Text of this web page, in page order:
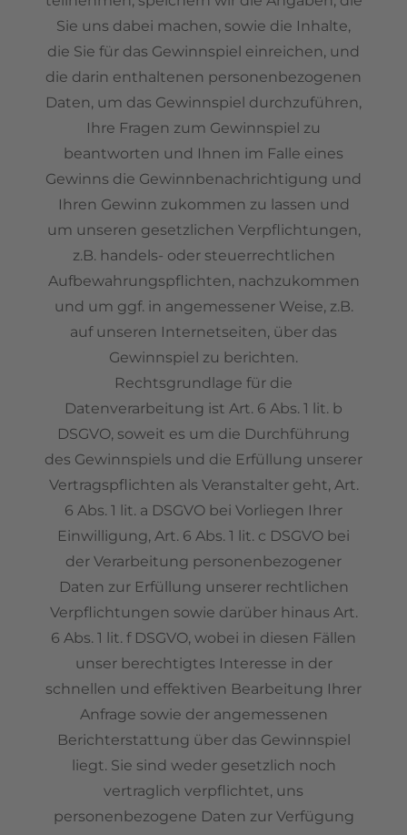
Sie uns dabei machen, sowie die Inhalte,
die Sie für das Gewinnspiel einreichen, und
die darin enthaltenen personenbezogenen
Daten, um das Gewinnspiel durchzuführen,
Ihre Fragen zum Gewinnspiel zu
beantworten und Ihnen im Falle eines
Gewinns die Gewinnbenachrichtigung und
Ihren Gewinn zukommen zu lassen und
um unseren gesetzlichen Verpflichtungen,
z.B. handels- oder steuerrechtlichen
Aufbewahrungspflichten, nachzukommen
und um ggf. in angemessener Weise, z.B.
auf unseren Internetseiten, über das
Gewinnspiel zu berichten.
Rechtsgrundlage für die
Datenverarbeitung ist Art. 6 Abs. 1 lit. b
DSGVO, soweit es um die Durchführung
des Gewinnspiels und die Erfüllung unserer
Vertragspflichten als Veranstalter geht, Art.
6 Abs. 1 lit. a DSGVO bei Vorliegen Ihrer
Einwilligung, Art. 6 Abs. 1 lit. c DSGVO bei
der Verarbeitung personenbezogener
Daten zur Erfüllung unserer rechtlichen
Verpflichtungen sowie darüber hinaus Art.
6 Abs. 1 lit. f DSGVO, wobei in diesen Fällen
unser berechtigtes Interesse in der
schnellen und effektiven Bearbeitung Ihrer
Anfrage sowie der angemessenen
Berichterstattung über das Gewinnspiel
liegt. Sie sind weder gesetzlich noch
vertraglich verpflichtet, uns
personenbezogene Daten zur Verfügung